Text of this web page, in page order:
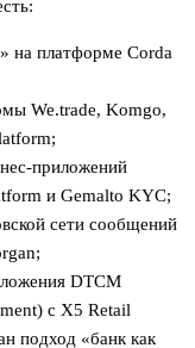
на платформе Corda
We.trade, Komgo,
приложений
и Gemalto KYC;
сети сообщений
DTCM
c X5 Retail
подход «банк как